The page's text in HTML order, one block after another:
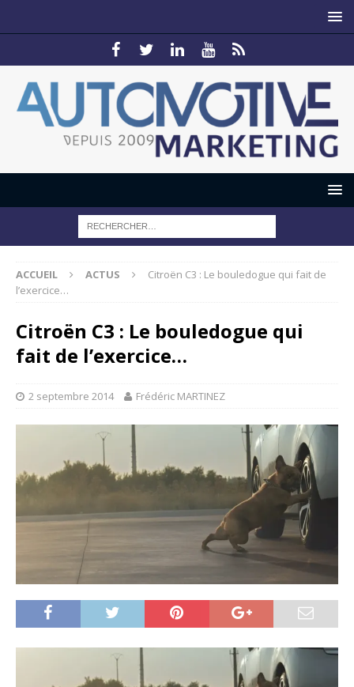
ACCUEIL ACTUS
Citroën C3 : Le bouledogue qui fait de
l’exercice…
Citroën C3 : Le bouledogue qui
fait de l’exercice…
2 septembre 2014 Frédéric MARTINEZ